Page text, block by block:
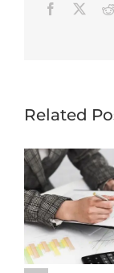
Facebook
Related